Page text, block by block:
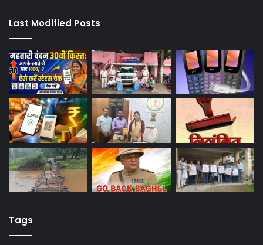
Last Modified Posts
Tags